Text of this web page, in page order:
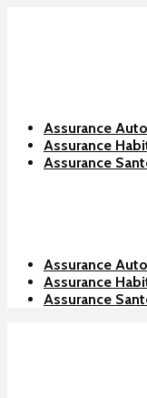
Assurance Auto
Assurance
Assurance
Assurance Auto
Assurance
Assurance